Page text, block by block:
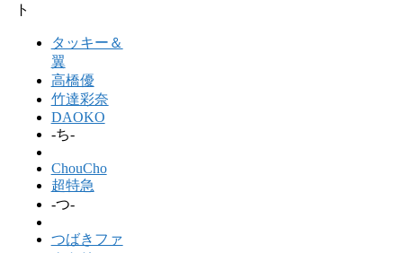
ト
タッキー＆
翼
高橋優
竹達彩奈
DAOKO
-ち-
ChouCho
超特急
-つ-
つばきファ